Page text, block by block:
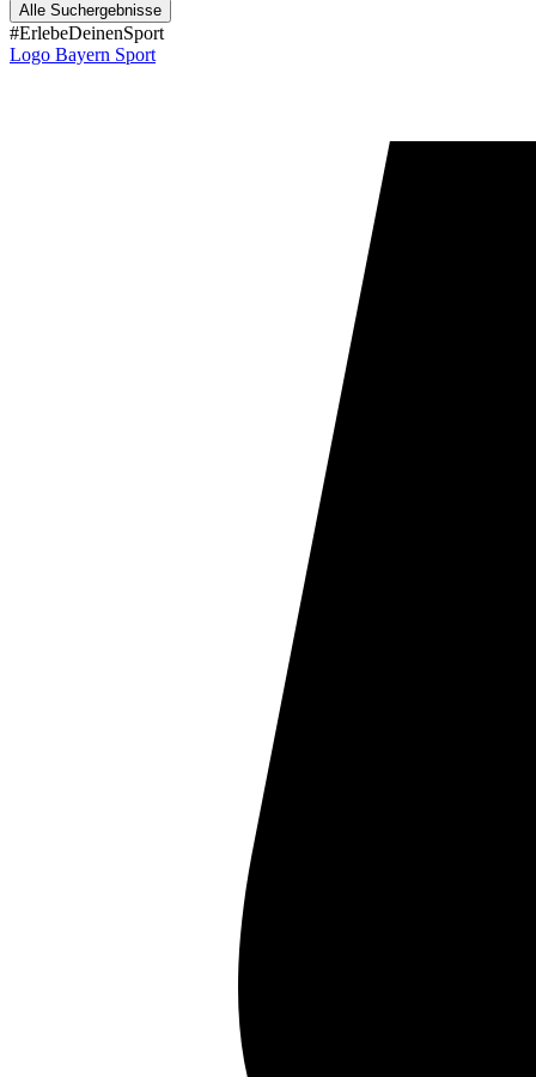
Alle Suchergebnisse
#ErlebeDeinenSport
Logo Bayern Sport